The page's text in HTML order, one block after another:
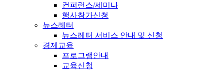
컨퍼런스/세미나
행사참가신청
뉴스레터
뉴스레터 서비스 안내 및 신청
경제교육
프로그램안내
교육신청